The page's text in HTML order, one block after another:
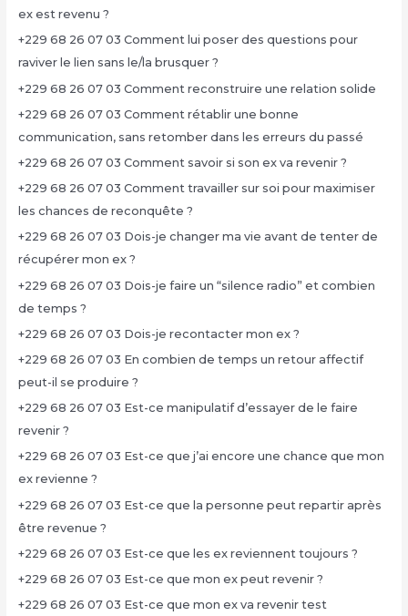
ex est revenu ?
+229 68 26 07 03 Comment lui poser des questions pour
raviver le lien sans le/la brusquer ?
+229 68 26 07 03 Comment reconstruire une relation solide
+229 68 26 07 03 Comment rétablir une bonne
communication, sans retomber dans les erreurs du passé
+229 68 26 07 03 Comment savoir si son ex va revenir ?
+229 68 26 07 03 Comment travailler sur soi pour maximiser
les chances de reconquête ?
+229 68 26 07 03 Dois-je changer ma vie avant de tenter de
récupérer mon ex ?
+229 68 26 07 03 Dois-je faire un “silence radio” et combien
de temps ?
+229 68 26 07 03 Dois-je recontacter mon ex ?
+229 68 26 07 03 En combien de temps un retour affectif
peut-il se produire ?
+229 68 26 07 03 Est-ce manipulatif d’essayer de le faire
revenir ?
+229 68 26 07 03 Est-ce que j’ai encore une chance que mon
ex revienne ?
+229 68 26 07 03 Est-ce que la personne peut repartir après
être revenue ?
+229 68 26 07 03 Est-ce que les ex reviennent toujours ?
+229 68 26 07 03 Est-ce que mon ex peut revenir ?
+229 68 26 07 03 Est-ce que mon ex va revenir test